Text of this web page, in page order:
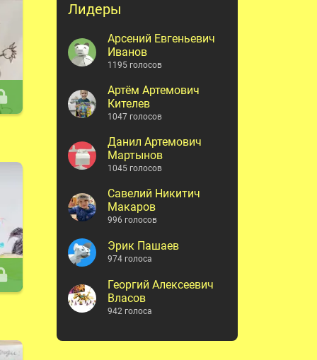
Лидеры
Арсений Евгеньевич
Иванов
1195 голосов
Артём Артемович
Кителев
1047 голосов
Данил Артемович
Мартынов
1045 голосов
Савелий Никитич
Макаров
996 голосов
Эрик Пашаев
974 голоса
Георгий Алексеевич
Власов
942 голоса